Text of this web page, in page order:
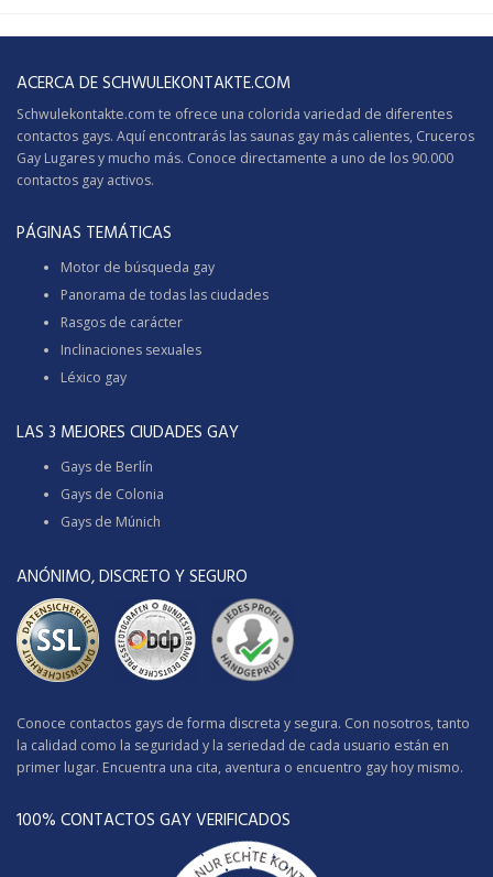
ACERCA DE SCHWULEKONTAKTE.COM
Schwulekontakte.com te ofrece una colorida variedad de diferentes
contactos gays. Aquí encontrarás las saunas gay más calientes, Cruceros
Gay Lugares y mucho más. Conoce directamente a uno de los 90.000
contactos gay activos.
PÁGINAS TEMÁTICAS
Motor de búsqueda gay
Panorama de todas las ciudades
Rasgos de carácter
Inclinaciones sexuales
Léxico gay
LAS 3 MEJORES CIUDADES GAY
Gays de Berlín
Gays de Colonia
Gays de Múnich
ANÓNIMO, DISCRETO Y SEGURO
Conoce contactos gays de forma discreta y segura. Con nosotros, tanto
la calidad como la seguridad y la seriedad de cada usuario están en
primer lugar. Encuentra una cita, aventura o encuentro gay hoy mismo.
100% CONTACTOS GAY VERIFICADOS